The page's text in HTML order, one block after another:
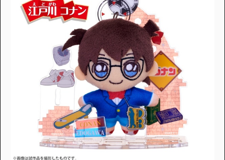
アンケートに